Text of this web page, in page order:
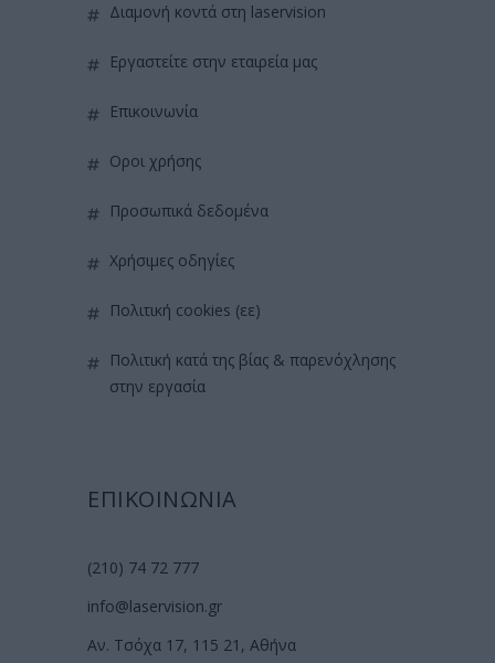
διαμονή κοντά στη laservision
εργαστείτε στην εταιρεία μας
επικοινωνία
όροι χρήσης
προσωπικά δεδομένα
χρήσιμες οδηγίες
πολιτική cookies (εε)
πολιτική κατά της βίας & παρενόχλησης
στην εργασία
ΕΠΙΚΟΙΝΩΝΙΑ
(210) 74 72 777
info@laservision.gr
Αν. Τσόχα 17, 115 21, Αθήνα